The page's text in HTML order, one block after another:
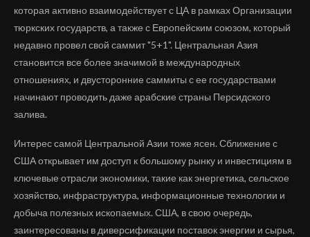
которая активно взаимодействует с ЦА в рамках Организации
тюркских государств, а также с Европейским союзом, который
недавно провел свой саммит "5+1". Центральная Азия
становится все более значимой в международных
отношениях, и двусторонние саммиты с ее государствами
начинают проводить даже арабские страны Персидского
залива.
Интерес самой Центральной Азии тоже ясен. Сближение с
США открывает им доступ к большому рынку и инвестициям в
ключевые отрасли экономики, такие как энергетика, сельское
хозяйство, инфраструктура, информационные технологии и
добыча полезных ископаемых. США, в свою очередь,
заинтересованы в диверсификации поставок энергии и сырья,